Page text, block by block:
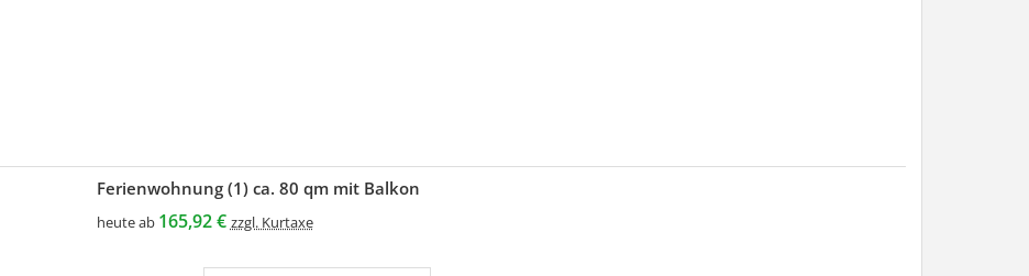
Ferienwohnung (1) ca. 80 qm mit Balkon
heute ab 165,92 € zzgl. Kurtaxe